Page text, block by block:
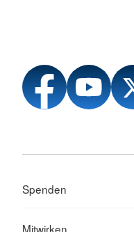
Spenden
Mitwirken